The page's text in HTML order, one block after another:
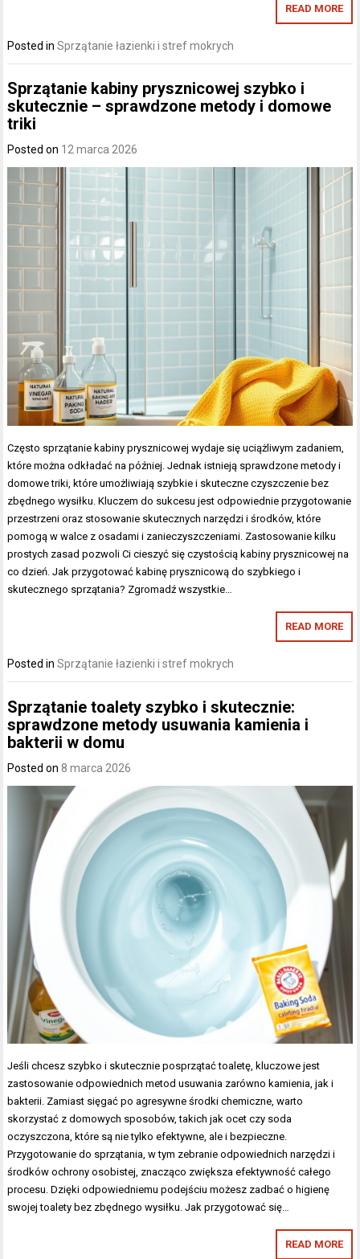
READ MORE
Posted inSprzątanie łazienki i stref mokrych
Sprzątanie kabiny prysznicowej szybko i
skutecznie – sprawdzone metody i domowe
triki
Posted on 12 marca 2026
Często sprzątanie kabiny prysznicowej wydaje się uciążliwym zadaniem,
które można odkładać na później. Jednak istnieją sprawdzone metody i
domowe triki, które umożliwiają szybkie i skuteczne czyszczenie bez
zbędnego wysiłku. Kluczem do sukcesu jest odpowiednie przygotowanie
przestrzeni oraz stosowanie skutecznych narzędzi i środków, które
pomogą w walce z osadami i zanieczyszczeniami. Zastosowanie kilku
prostych zasad pozwoli Ci cieszyć się czystością kabiny prysznicowej na
co dzień. Jak przygotować kabinę prysznicową do szybkiego i
skutecznego sprzątania? Zgromadź wszystkie…
READ MORE
Posted inSprzątanie łazienki i stref mokrych
Sprzątanie toalety szybko i skutecznie:
sprawdzone metody usuwania kamienia i
bakterii w domu
Posted on 8 marca 2026
Jeśli chcesz szybko i skutecznie posprzątać toaletę, kluczowe jest
zastosowanie odpowiednich metod usuwania zarówno kamienia, jak i
bakterii. Zamiast sięgać po agresywne środki chemiczne, warto
skorzystać z domowych sposobów, takich jak ocet czy soda
oczyszczona, które są nie tylko efektywne, ale i bezpieczne.
Przygotowanie do sprzątania, w tym zebranie odpowiednich narzędzi i
środków ochrony osobistej, znacząco zwiększa efektywność całego
procesu. Dzięki odpowiedniemu podejściu możesz zadbać o higienę
swojej toalety bez zbędnego wysiłku. Jak przygotować się…
READ MORE